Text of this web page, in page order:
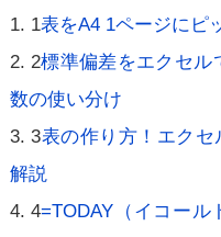
1表をA4 1ページにピ
2標準偏差をエクセル
数の使い分け
3表の作り方！エク
解説
4=TODAY（イコール